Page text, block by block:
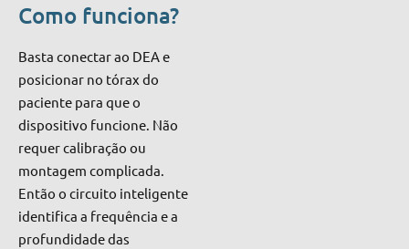
Como funciona?
Basta conectar ao DEA e
posicionar no tórax do
paciente para que o
dispositivo funcione. Não
requer calibração ou
montagem complicada.
Então o circuito inteligente
identifica a frequência e a
profundidade das